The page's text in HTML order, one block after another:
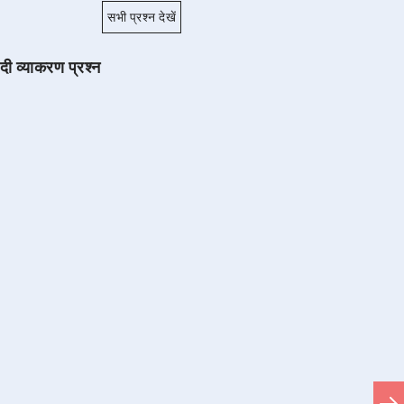
सभी प्रश्न देखें
व्याकरण प्रश्न